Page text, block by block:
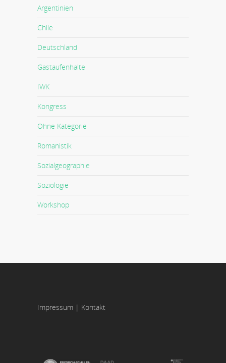
Argentinien
Chile
Deutschland
Gastaufenhalte
IWK
Kongress
Ohne Kategorie
Romanistik
Sozialgeographie
Soziologie
Workshop
Impressum | Kontakt